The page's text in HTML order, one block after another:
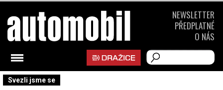
Svezli jsme se
NEWSLETTER
PŘEDPLATNÉ
O NÁS